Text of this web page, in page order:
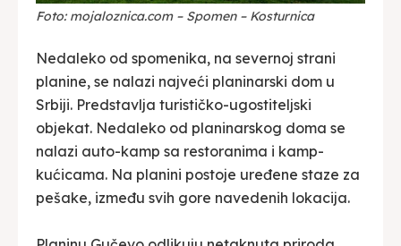
Foto: mojaloznica.com – Spomen – Kosturnica
Nedaleko od spomenika, na severnoj strani
planine, se nalazi najveći planinarski dom u
Srbiji. Predstavlja turističko-ugostiteljski
objekat. Nedaleko od planinarskog doma se
nalazi auto-kamp sa restoranima i kamp-
kućicama. Na planini postoje uređene staze za
pešake, između svih gore navedenih lokacija.